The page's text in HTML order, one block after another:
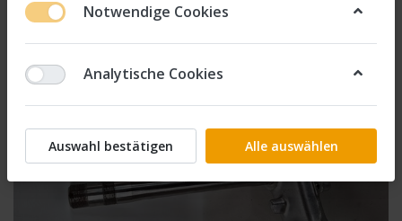
Notwendige Cookies
Analytische Cookies
Auswahl bestätigen Alle auswählen